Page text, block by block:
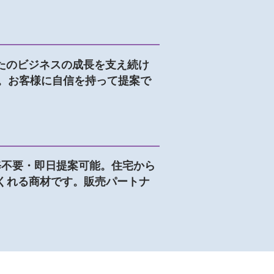
ビジネスの成長を支え続け
お客様に自信を持って提案で
要・即日提案可能。住宅から
れる商材です。販売パートナ